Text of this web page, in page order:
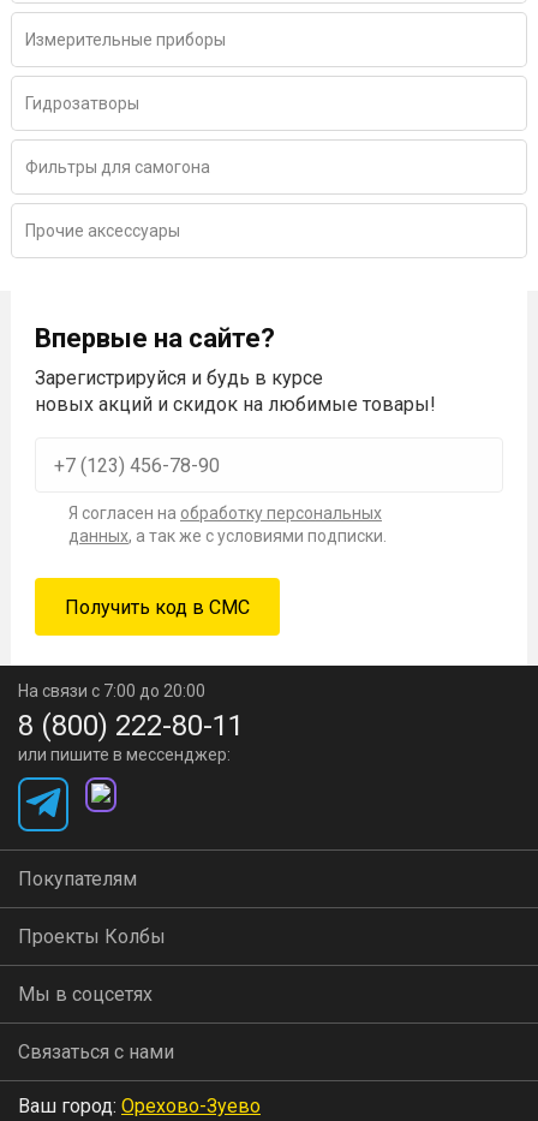
Измерительные приборы
Гидрозатворы
Фильтры для самогона
Прочие аксессуары
Впервые на сайте?
Зарегистрируйся и будь в курсе
новых акций и скидок на любимые товары!
Я согласен на обработку персональных
данных, а так же с условиями подписки.
На связи с 7:00 до 20:00
8 (800) 222-80-11
или пишите в мессенджер:
Покупателям
Проекты Колбы
Мы в соцсетях
Связаться с нами
Ваш город: Орехово-Зуево